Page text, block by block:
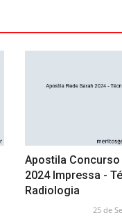
Apostila Concurso
2024 Impressa -
Radiologia
25 de